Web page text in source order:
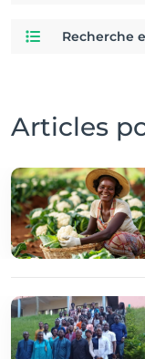
Recherche
Articles